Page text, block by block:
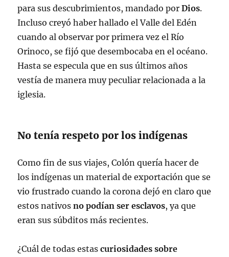
para sus descubrimientos, mandado por Dios.
Incluso creyó haber hallado el Valle del Edén
cuando al observar por primera vez el Río
Orinoco, se fijó que desembocaba en el océano.
Hasta se especula que en sus últimos años
vestía de manera muy peculiar relacionada a la
iglesia.
No tenía respeto por los indígenas
Como fin de sus viajes, Colón quería hacer de
los indígenas un material de exportación que se
vio frustrado cuando la corona dejó en claro que
estos nativosno podían ser esclavos, ya que
eran sus súbditos más recientes.
¿Cuál de todas estascuriosidades sobre